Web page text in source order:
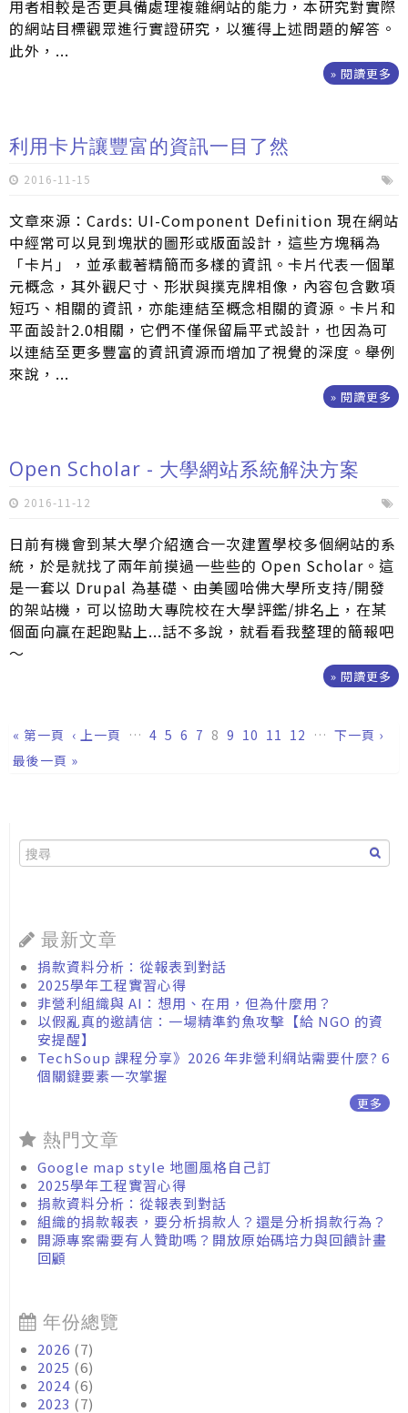
用者相較是否更具備處理複雜網站的能力，本研究對實際
的網站目標觀眾進行實證研究，以獲得上述問題的解答。
此外，...
» 閱讀更多
利用卡片讓豐富的資訊一目了然
2016-11-15
文章來源：Cards: UI-Component Definition 現在網站
中經常可以見到塊狀的圖形或版面設計，這些方塊稱為
「卡片」，並承載著精簡而多樣的資訊。卡片代表一個單
元概念，其外觀尺寸、形狀與撲克牌相像，內容包含數項
短巧、相關的資訊，亦能連結至概念相關的資源。卡片和
平面設計2.0相關，它們不僅保留扁平式設計，也因為可
以連結至更多豐富的資訊資源而增加了視覺的深度。舉例
來說，...
» 閱讀更多
Open Scholar - 大學網站系統解決方案
2016-11-12
日前有機會到某大學介紹適合一次建置學校多個網站的系
統，於是就找了兩年前摸過一些些的 Open Scholar。這
是一套以 Drupal 為基礎、由美國哈佛大學所支持/開發
的架站機，可以協助大專院校在大學評鑑/排名上，在某
個面向贏在起跑點上...話不多說，就看看我整理的簡報吧
～
» 閱讀更多
頁面
« 第一頁 ‹ 上一頁 … 4 5 6 7 8 9 10 11 12 … 下一頁 ›
最後一頁 »
最新文章
捐款資料分析：從報表到對話
2025學年工程實習心得
非營利組織與 AI：想用、在用，但為什麼用？
以假亂真的邀請信：一場精準釣魚攻擊【給 NGO 的資
安提醒】
TechSoup 課程分享》2026 年非營利網站需要什麼? 6
個關鍵要素一次掌握
更多
熱門文章
Google map style 地圖風格自己訂
2025學年工程實習心得
捐款資料分析：從報表到對話
組織的捐款報表，要分析捐款人？還是分析捐款行為？
開源專案需要有人贊助嗎？開放原始碼培力與回饋計畫
回顧
年份總覽
2026 (7)
2025 (6)
2024 (6)
2023 (7)